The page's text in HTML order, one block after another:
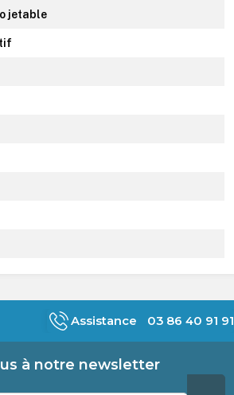
jetable
Assistance 03 86 40 91 91
à notre newsletter